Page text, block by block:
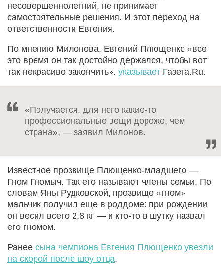
несовершеннолетний, не принимает
самостоятельные решения. И этот переход на
ответственности Евгения.
По мнению Милонова, Евгений Плющенко «все
это время он так достойно держался, чтобы вот
так некрасиво закончить», указывает Газета.Ru.
«Получается, для него какие-то
профессиональные вещи дороже, чем
страна», — заявил Милонов.
Известное прозвище Плющенко-младшего —
Гном Гномыч. Так его называют члены семьи. По
словам Яны Рудковской, прозвище «гном»
мальчик получил еще в роддоме: при рождении
он весил всего 2,8 кг — и кто-то в шутку назвал
его гномом.
Ранее сына чемпиона Евгения Плющенко увезли
на скорой после шоу отца.